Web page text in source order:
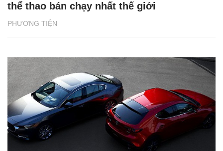
PHƯƠNG TIỆN
thể thao bán chạy nhất thế giới